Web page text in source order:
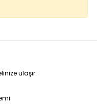
ulaşır.